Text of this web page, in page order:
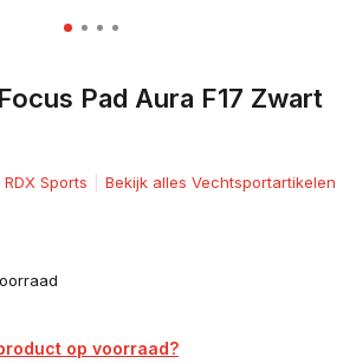
Pad Aura F17 Zwart
RDX Sports Bekijk alles Vechtsportartikelen
op voorraad?